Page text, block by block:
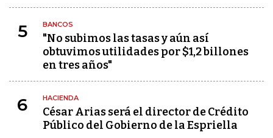
5 BANCOS
"No subimos las tasas y aún así
obtuvimos utilidades por $1,2 billones
en tres años"
6 HACIENDA
César Arias será el director de Crédito
Público del Gobierno de la Espriella